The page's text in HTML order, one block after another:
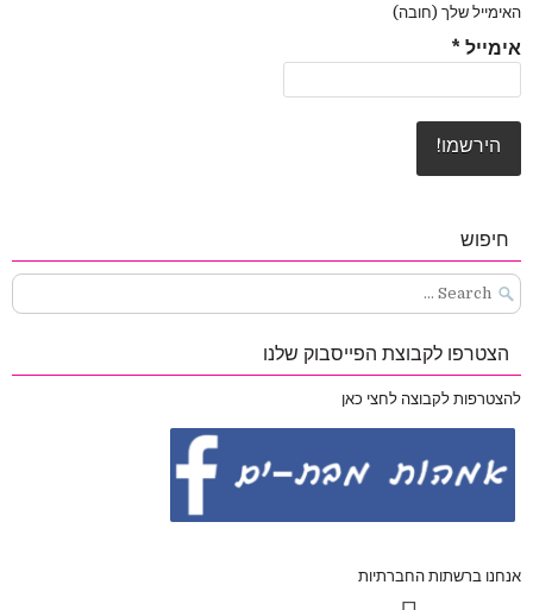
האימייל שלך (חובה)
אימייל *
חיפוש
Search
for:
הצטרפו לקבוצת הפייסבוק שלנו
להצטרפות לקבוצה לחצי כאן
אנחנו ברשתות החברתיות